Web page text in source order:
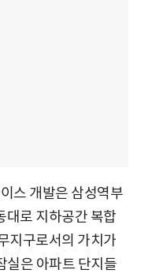
스 개발은 삼성역부
대로 지하공간 복합
지구로서의 가치가
실은 아파트 단지들